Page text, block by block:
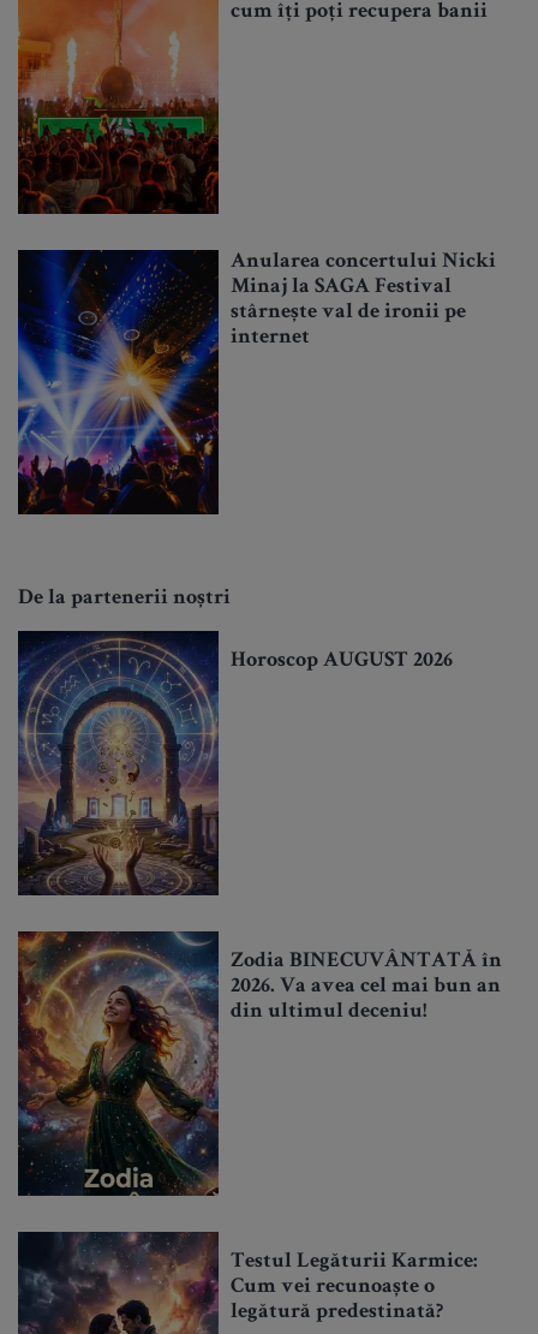
cum îți poți recupera banii
Anularea concertului Nicki
Minaj la SAGA Festival
stârnește val de ironii pe
internet
De la partenerii noștri
Horoscop AUGUST 2026
Zodia BINECUVÂNTATĂ în
2026. Va avea cel mai bun an
din ultimul deceniu!
Testul Legăturii Karmice:
Cum vei recunoaște o
legătură predestinată?